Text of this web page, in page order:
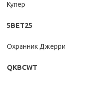
Купер
5BET25
Охранник Джерри
QKBCWT